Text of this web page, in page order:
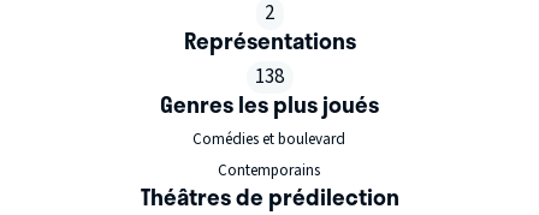
2
Représentations
138
Genres les plus joués
Comédies et boulevard
Contemporains
Théâtres de prédilection